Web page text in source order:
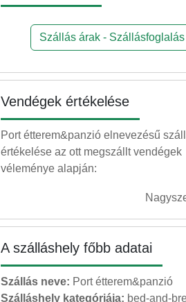
Szállás árak - Szállásfoglalás
Vendégek értékelése
Port étterem&panzió elnevezésű
értékelése az ott megszállt vendégek
véleménye alapján:
A szálláshely főbb adatai
Szállás neve: Port étterem&panzió
Szálláshely kategóriája: bed-and-